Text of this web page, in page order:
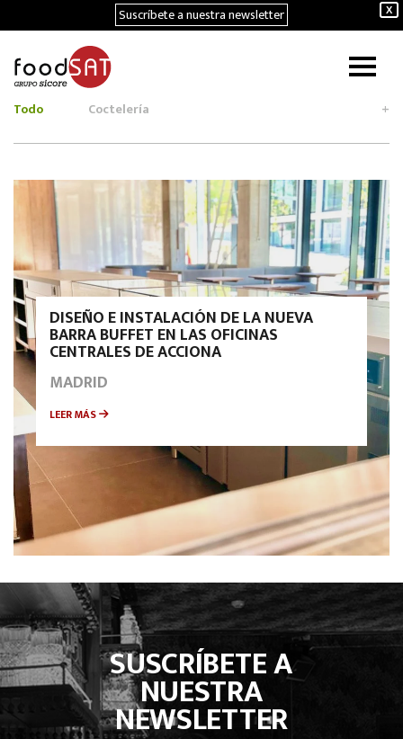
X
Suscríbete a nuestra newsletter
Todo Coctelería +
DISEÑO E INSTALACIÓN DE LA NUEVA
BARRA BUFFET EN LAS OFICINAS
CENTRALES DE ACCIONA
MADRID
LEER MÁS
SUSCRÍBETE A
NUESTRA
NEWSLETTER